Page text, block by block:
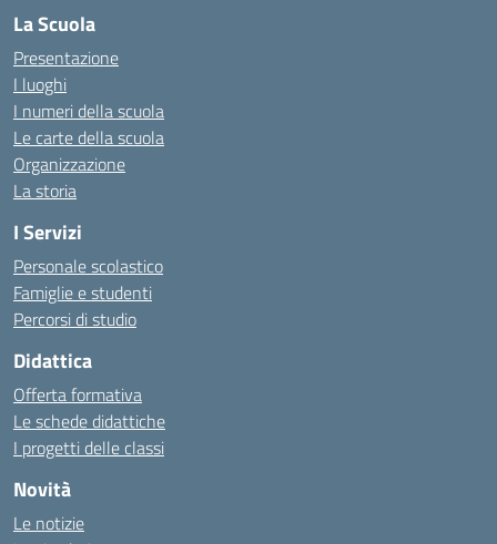
La Scuola
Presentazione
I luoghi
I numeri della scuola
Le carte della scuola
Organizzazione
La storia
I Servizi
Personale scolastico
Famiglie e studenti
Percorsi di studio
Didattica
Offerta formativa
Le schede didattiche
I progetti delle classi
Novità
Le notizie